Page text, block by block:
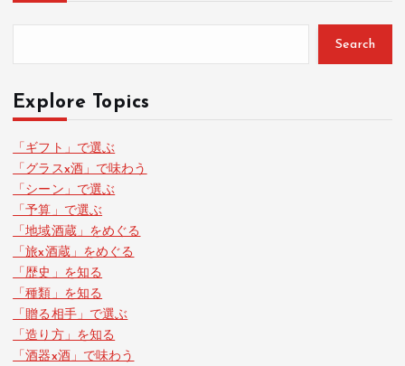
Search
Explore Topics
「ギフト」で選ぶ
「グラスx酒」で味わう
「シーン」で選ぶ
「予算」で選ぶ
「地域酒蔵」をめぐる
「旅x酒蔵」をめぐる
「歴史」を知る
「種類」を知る
「贈る相手」で選ぶ
「造り方」を知る
「酒器x酒」で味わう